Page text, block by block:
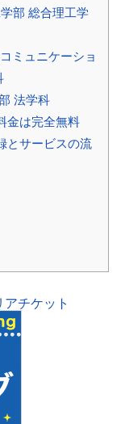
部 総合理工学
ミュニケーショ
法学科
金は完全無料
とサービスの流
アチケット